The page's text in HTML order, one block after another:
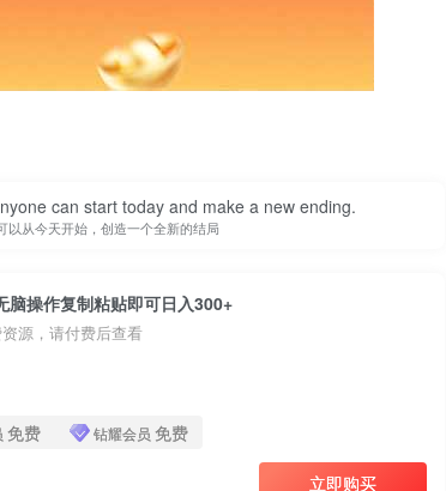
can start today and make a new ending.
从今天开始，创造一个全新的结局
脑操作复制粘贴即可日入300+
源，请付费后查看
免费 钻耀会员 免费
立即购买